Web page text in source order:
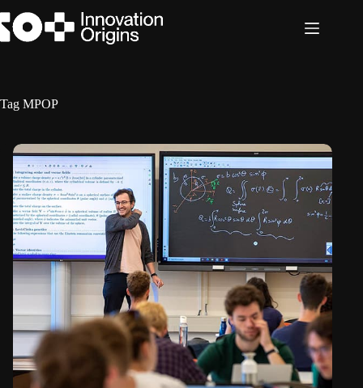
naar
de
Tag MPOP